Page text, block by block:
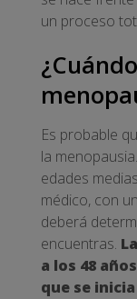
un proceso
Es probable
la
edades
médico, con
deberá
encuentras.
a los 48
que se